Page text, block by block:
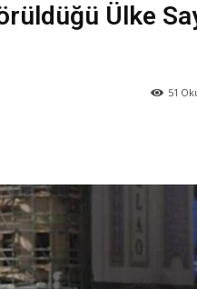
Ülke
51